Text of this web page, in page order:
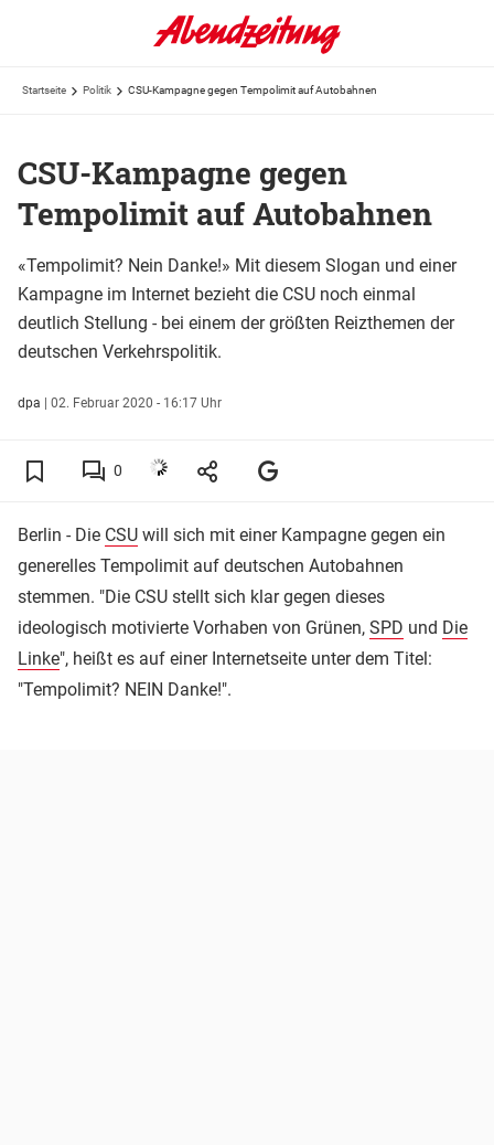
Startseite Politik CSU-Kampagne gegen Tempolimit auf Autobahnen
CSU-Kampagne gegen
Tempolimit auf Autobahnen
«Tempolimit? Nein Danke!» Mit diesem Slogan und einer
Kampagne im Internet bezieht die CSU noch einmal
deutlich Stellung - bei einem der größten Reizthemen der
deutschen Verkehrspolitik.
dpa | 02. Februar 2020 - 16:17 Uhr
0
Berlin - Die CSU will sich mit einer Kampagne gegen ein
generelles Tempolimit auf deutschen Autobahnen
stemmen. "Die CSU stellt sich klar gegen dieses
ideologisch motivierte Vorhaben von Grünen, SPD und Die
Linke", heißt es auf einer Internetseite unter dem Titel:
"Tempolimit? NEIN Danke!".